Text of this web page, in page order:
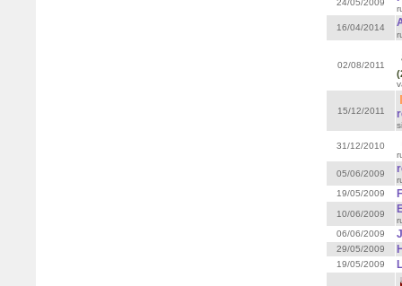
24/05/2009
16/04/2014
02/08/2011
15/12/2011
31/12/2010
05/06/2009
19/05/2009
10/06/2009
06/06/2009
29/05/2009
19/05/2009